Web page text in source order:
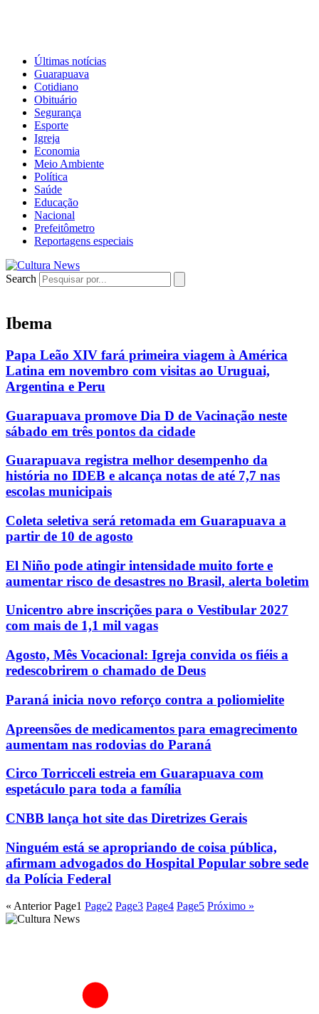
Últimas notícias
Guarapuava
Cotidiano
Obituário
Segurança
Esporte
Igreja
Economia
Meio Ambiente
Política
Saúde
Educação
Nacional
Prefeitômetro
Reportagens especiais
Search
Ibema
Papa Leão XIV fará primeira viagem à América
Latina em novembro com visitas ao Uruguai,
Argentina e Peru
Guarapuava promove Dia D de Vacinação neste
sábado em três pontos da cidade
Guarapuava registra melhor desempenho da
história no IDEB e alcança notas de até 7,7 nas
escolas municipais
Coleta seletiva será retomada em Guarapuava a
partir de 10 de agosto
El Niño pode atingir intensidade muito forte e
aumentar risco de desastres no Brasil, alerta boletim
Unicentro abre inscrições para o Vestibular 2027
com mais de 1,1 mil vagas
Agosto, Mês Vocacional: Igreja convida os fiéis a
redescobrirem o chamado de Deus
Paraná inicia novo reforço contra a poliomielite
Apreensões de medicamentos para emagrecimento
aumentam nas rodovias do Paraná
Circo Torricceli estreia em Guarapuava com
espetáculo para toda a família
CNBB lança hot site das Diretrizes Gerais
Ninguém está se apropriando de coisa pública,
afirmam advogados do Hospital Popular sobre sede
da Polícia Federal
« Anterior Page1 Page2 Page3 Page4 Page5 Próximo »